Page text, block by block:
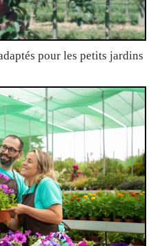
pour les petits jardins